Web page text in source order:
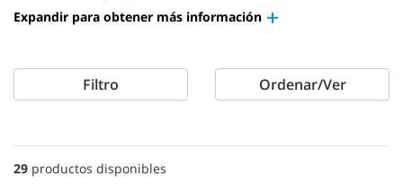
Expandir para obtener más información
Filtro Ordenar/Ver
29 productos disponibles